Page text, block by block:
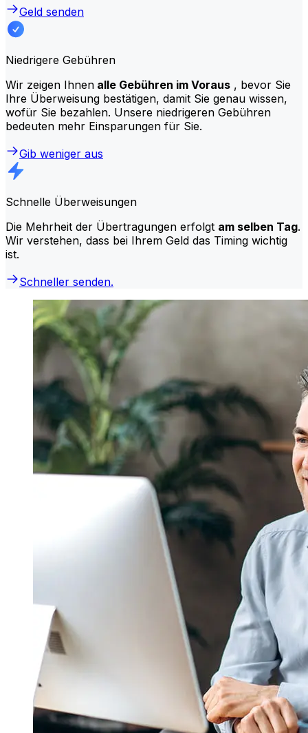
Geld senden
Niedrigere Gebühren
Wir zeigen Ihnen alle Gebühren im Voraus , bevor Sie
Ihre Überweisung bestätigen, damit Sie genau wissen,
wofür Sie bezahlen. Unsere niedrigeren Gebühren
bedeuten mehr Einsparungen für Sie.
Gib weniger aus
Schnelle Überweisungen
Die Mehrheit der Übertragungen erfolgt am selben Tag.
Wir verstehen, dass bei Ihrem Geld das Timing wichtig
ist.
Schneller senden.